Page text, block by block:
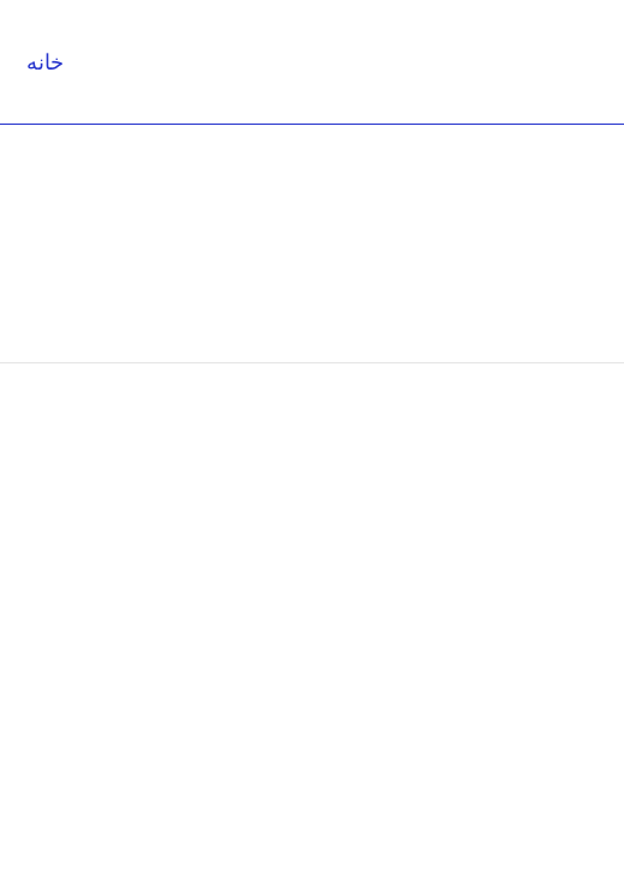
خانه